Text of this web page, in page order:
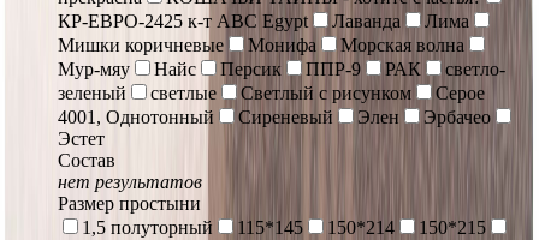
КР-ЕВРО-2425 к-т ABC Egypt
Лаванда
Лима
Мишки коричневые
Монифа
Морская волна
Мур-мяу
Найс Персик ППР-9 РАК
светло-
зеленый
светлые Светлый с рисунком
Серое
4001, Однотонный
Сиреневый Элен
Эрбачео
Эстет
Состав
нет результатов
Размер простыни
1,5 полуторный
115*145 150*214
150*215